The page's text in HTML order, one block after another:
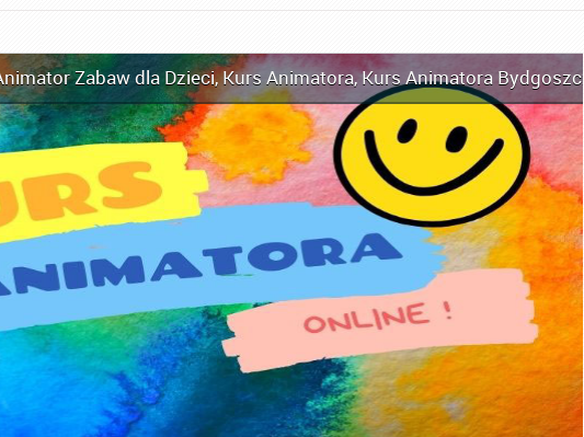
Zabaw dla Dzieci,Kurs Animatora,Kurs Animatora Bydgoszcz